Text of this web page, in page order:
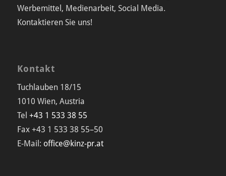
Werbemittel, Medienarbeit, Social Media.
Kontaktieren Sie uns!
Kontakt
Tuchlauben 18/15
1010 Wien, Austria
Tel +43 1 533 38 55
Fax +43 1 533 38 55–50
E-Mail: office@kinz-pr.at